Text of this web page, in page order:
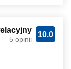
10.0
5 opinii